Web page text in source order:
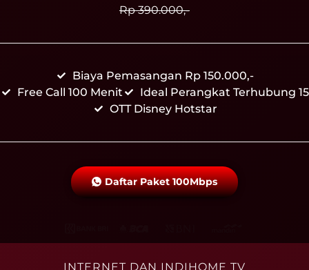
Rp 390.000,-
Biaya Pemasangan Rp 150.000,-
Free Call 100 Menit
Ideal Perangkat Terhubung 15
OTT Disney Hotstar
Daftar Paket 100Mbps
INTERNET DAN INDIHOME TV